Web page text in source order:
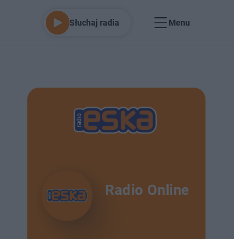
Słuchaj radia Menu
Radio Online